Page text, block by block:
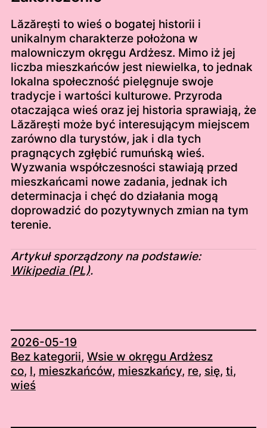
Lăzărești to wieś o bogatej historii i
unikalnym charakterze położona w
malowniczym okręgu Ardżesz. Mimo iż jej
liczba mieszkańców jest niewielka, to jednak
lokalna społeczność pielęgnuje swoje
tradycje i wartości kulturowe. Przyroda
otaczająca wieś oraz jej historia sprawiają, że
Lăzărești może być interesującym miejscem
zarówno dla turystów, jak i dla tych
pragnących zgłębić rumuńską wieś.
Wyzwania współczesności stawiają przed
mieszkańcami nowe zadania, jednak ich
determinacja i chęć do działania mogą
doprowadzić do pozytywnych zmian na tym
terenie.
Artykuł sporządzony na podstawie:
Wikipedia (PL).
2026-05-19
Bez kategorii, Wsie w okręgu Ardżesz
co, l, mieszkańców, mieszkańcy, re, się, ti
wieś